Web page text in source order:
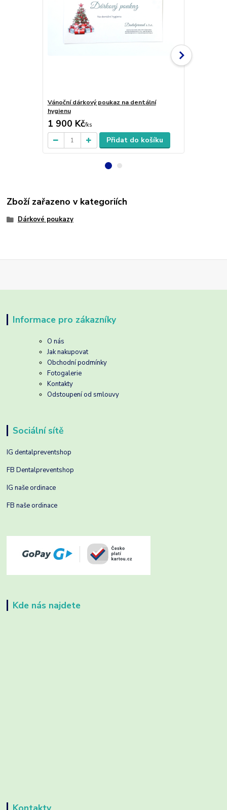
Vánoční dárkový poukaz na dentální
hygienu
1 900 Kč/ks
Přidat do košíku
Zboží zařazeno v kategoriích
Dárkové poukazy
Informace pro zákazníky
O nás
Jak nakupovat
Obchodní podmínky
Fotogalerie
Kontakty
Odstoupení od smlouvy
Sociální sítě
IG dentalpreventshop
FB Dentalpreventshop
IG naše ordinace
FB naše ordinace
Kde nás najdete